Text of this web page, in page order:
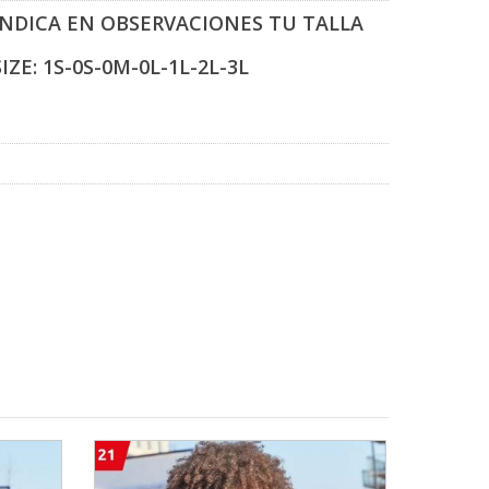
EN OBSERVACIONES TU TALLA
1S-0S-0M-0L-1L-2L-3L